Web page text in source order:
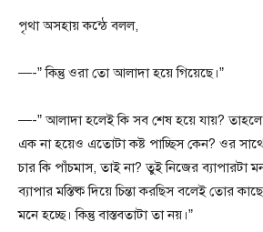
পৃথা অসহায় কন্ঠে বলল,
—-” কিন্তু ওরা তো আলাদা হয়ে গিয়েছে।”
—-” আলাদা হলেই কি সব শেষ হয়ে যায়?
এক না হয়েও এতোটা কষ্ট পাচ্ছিস কেন? ওর
চার কি পাঁচমাস, তাই না? তুই নিজের ব্যাপারটা
ব্যাপার মস্তিষ্ক দিয়ে চিন্তা করছিস বলেই তোর
মনে হচ্ছে। কিন্তু বাস্তবতাটা তা নয়।”